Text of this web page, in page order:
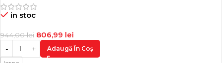
in stoc
944,00lei 806,99 lei
Adaugă În Coș